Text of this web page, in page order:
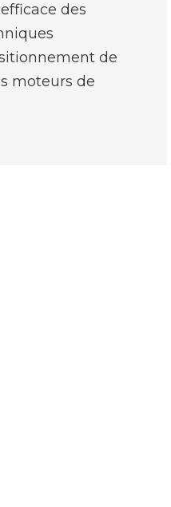
des
de
moteurs de